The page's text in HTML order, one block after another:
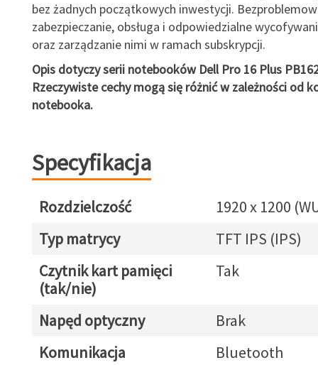
bez żadnych początkowych inwestycji.
zabezpieczanie, obsługa i odpowiedzialne
oraz zarządzanie nimi w ramach subskrypcji.
Opis dotyczy serii notebooków Dell Pro 16 Plus
Rzeczywiste cechy mogą się różnić w zależności od
notebooka.
Specyfikacja
Rozdzielczość
1920 x 1200
Typ matrycy
TFT IPS (IPS)
Czytnik kart pamięci
(tak/nie)
Tak
Napęd optyczny
Brak
Komunikacja
Bluetooth